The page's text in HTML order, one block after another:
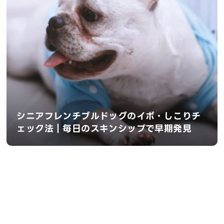
シニアフレンチブルドッグのイボ・しこりチ
ェック法｜毎日のスキンシップで早期発見